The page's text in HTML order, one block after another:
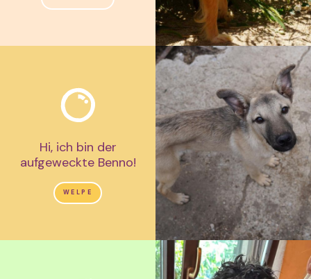
Hi, ich bin der
aufgeweckte Benno!
WELPE